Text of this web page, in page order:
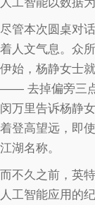
尽管本次圆桌对
着人文气息。众
伊始，杨静女士
—— 去掉偏旁三
闵万里告诉杨静
着登高望远，即
江湖名称。
而不久之前，英
人工智能应用的